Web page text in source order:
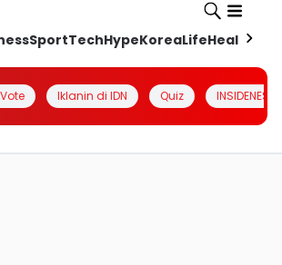
SportTechHypeKoreaLifeHealth
Iklanin di IDN Quiz INSIDENESIA